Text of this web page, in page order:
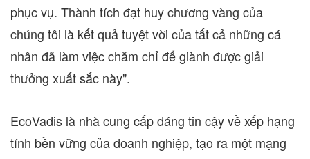
phục vụ. Thành tích đạt huy chương vàng của
chúng tôi là kết quả tuyệt vời của tất cả những cá
nhân đã làm việc chăm chỉ để giành được giải
thưởng xuất sắc này".
EcoVadis là nhà cung cấp đáng tin cậy về xếp hạng
tính bền vững của doanh nghiệp, tạo ra một mạng